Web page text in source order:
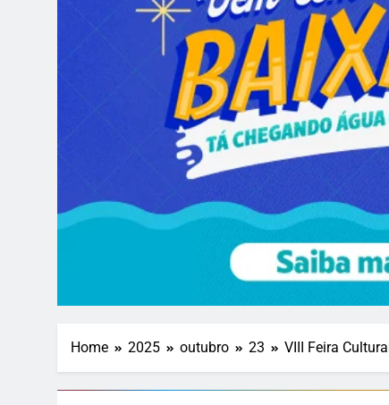
Home 2025 outubro 23 VIII Feira